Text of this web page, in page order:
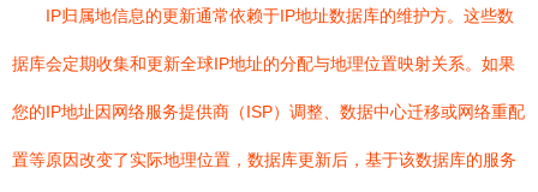
IP归属地信息的更新通常依赖于IP地址数据库的维护方。这些数
据库会定期收集和更新全球IP地址的分配与地理位置映射关系。如果
您的IP地址因网络服务提供商（ISP）调整、数据中心迁移或网络重配
置等原因改变了实际地理位置，数据库更新后，基于该数据库的服务